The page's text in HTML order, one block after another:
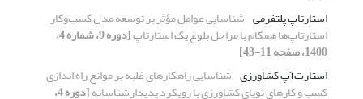
استارتاپ پلتفرمی شناسایی عوامل مؤثر بر توسعه مدل کسب‌وکار
استارتاپ‌ها همگام با مراحل بلوغ یک استارتاپ [دوره 9، شماره 4،
1400، صفحه 11-43]
استارت‌آپ کشاورزی شناسایی راهکارهای غلبه بر موانع راه اندازی
کسب و کارهای نوپای کشاورزی با رویکرد پدیدارشناسانه [دوره 4،